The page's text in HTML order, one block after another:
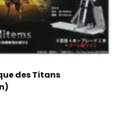
des Titans